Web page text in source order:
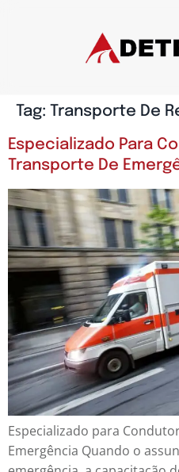
Tag: Transporte De
Especializado Para
Transporte De
Especializado para
Emergência Quando o